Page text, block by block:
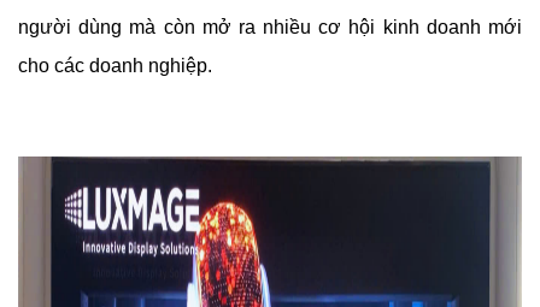
người dùng mà còn mở ra nhiều cơ hội kinh doanh mới
cho các doanh nghiệp.